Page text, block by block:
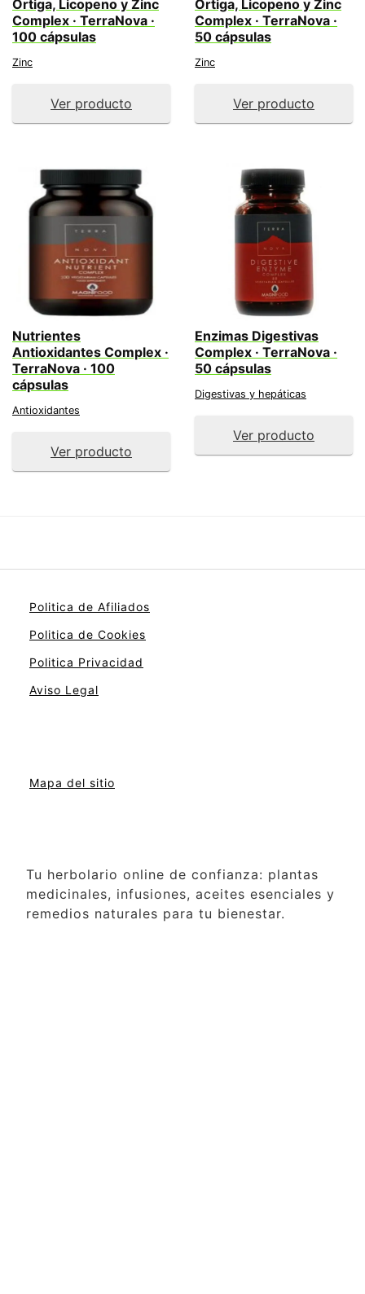
Ortiga, Licopeno y Zinc
Complex · TerraNova ·
100 cápsulas
Zinc
Ver producto
Ortiga, Licopeno y Zinc
Complex · TerraNova ·
50 cápsulas
Zinc
Ver producto
Nutrientes
Antioxidantes Complex ·
TerraNova · 100
cápsulas
Antioxidantes
Ver producto
Enzimas Digestivas
Complex · TerraNova ·
50 cápsulas
Digestivas y hepáticas
Ver producto
Politica de Afiliados
Politica de Cookies
Politica Privacidad
Aviso Legal
Mapa del sitio
Tu herbolario online de confianza: plantas
medicinales, infusiones, aceites esenciales y
remedios naturales para tu bienestar.